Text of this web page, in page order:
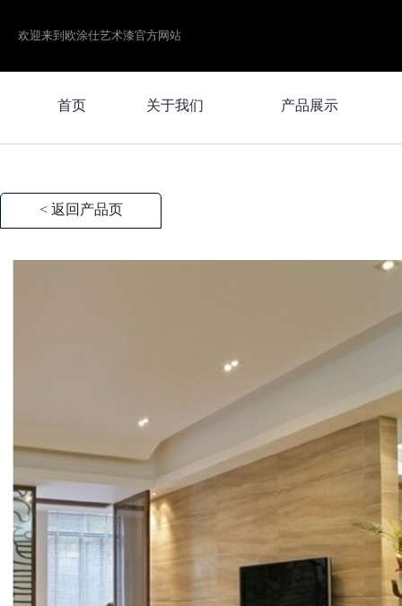
欢迎来到欧涂仕艺术漆官方网站
首页 关于我们 产品展示
< 返回产品页